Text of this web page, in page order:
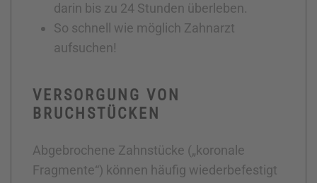
darin bis zu 24 Stunden überleben.
So schnell wie möglich Zahnarzt
aufsuchen!
VERSORGUNG VON
BRUCHSTÜCKEN
Abgebrochene Zahnstücke („koronale
Fragmente“) können häufig wiederbefestigt